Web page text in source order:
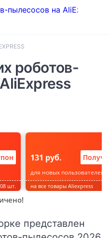
роботов-
шт.
131 руб.
для новых пользователей
на все товары Aliexpress
представлен